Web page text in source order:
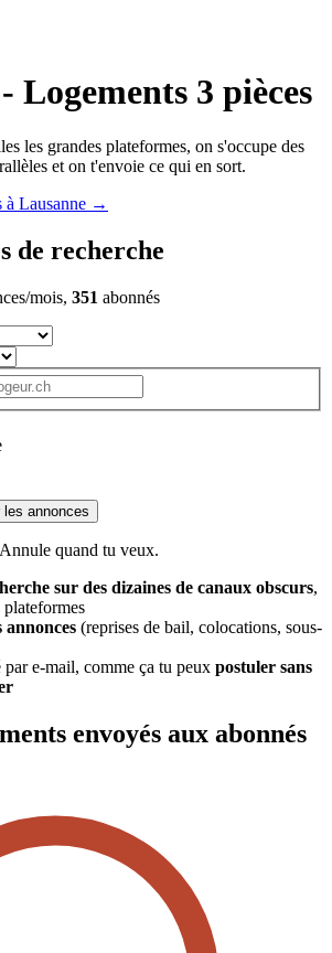
Logements 3 pièces
les grandes plateformes, on s'occupe des
et on t'envoie ce qui en sort.
à Lausanne →
de recherche
mois, 351 abonnés
annonces
Annule quand tu veux.
sur des dizaines de canaux obscurs,
plateformes
annonces (reprises de bail, colocations, sous-
par e-mail, comme ça tu peux postuler sans
envoyés aux abonnés